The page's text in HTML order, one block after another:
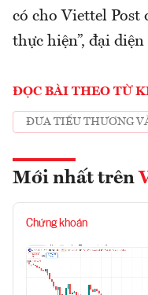
có cho Viettel Post
thực hiện”, đại
ĐỌC BÀI THEO TỪ
ĐƯA TIỂU THƯƠNG
Mới nhất trên
Chứng khoán